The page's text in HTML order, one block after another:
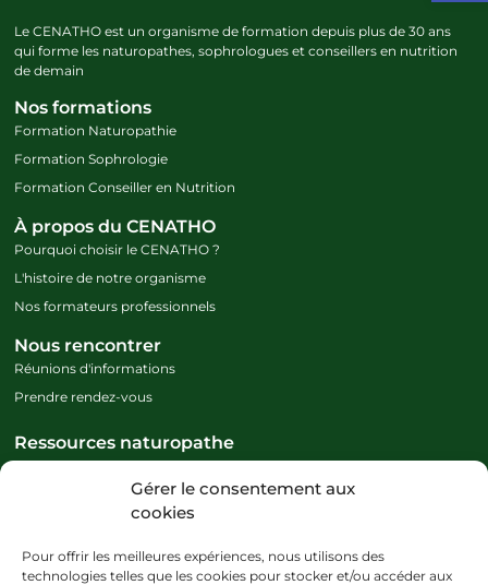
Gérer le consentement aux
cookies
Pour offrir les meilleures expériences, nous utilisons des
technologies telles que les cookies pour stocker et/ou accéder aux
Le CENATHO est un organisme de formation depuis plus de 30 ans
qui forme les naturopathes, sophrologues et conseillers en nutrition
de demain
Nos formations
Formation Naturopathie
Formation Sophrologie
Formation Conseiller en Nutrition
À propos du CENATHO
Pourquoi choisir le CENATHO ?
L'histoire de notre organisme
Nos formateurs professionnels
Nous rencontrer
Réunions d'informations
Prendre rendez-vous
Ressources naturopathe
Définition naturopathie
Devenir naturopathe
Débouchés en naturopathie
Définition sophrologie